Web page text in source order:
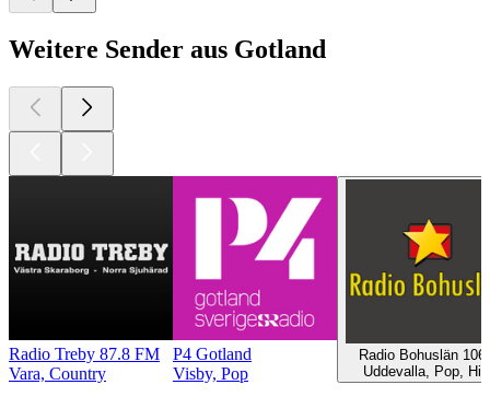
Weitere Sender aus Gotland
Radio Treby 87.8 FM
Vara, Country
P4 Gotland
Visby, Pop
Radio Bohuslän
Uddevalla, Pop,